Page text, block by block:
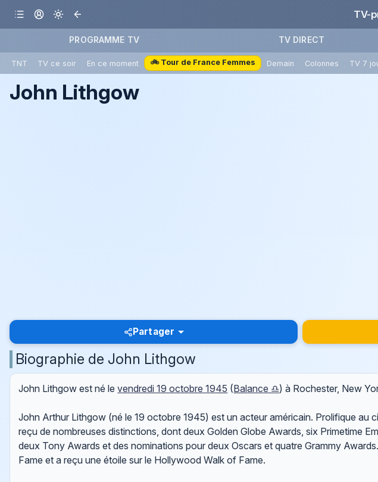
TV-
PROGRAMME TV TV DIRECT
TNT TV ce soir En ce moment 🚲 Tour de France Femmes Demain Colonnes TV 7
John Lithgow
Partager
Biographie de John Lithgow
John Lithgow est né levendredi 19 octobre 1945 (Balance ♎) à Rochester, New
John Arthur Lithgow (né le 19 octobre 1945) est un acteur américain. Prolifique au
reçu de nombreuses distinctions, dont deux Golden Globe Awards, six Primetime
deux Tony Awards et des nominations pour deux Oscars et quatre Grammy
Fame et a reçu une étoile sur le Hollywood Walk of Fame.